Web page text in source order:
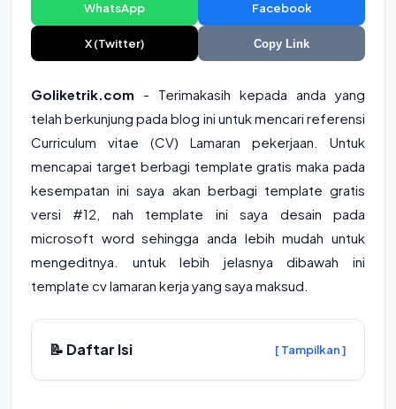
WhatsApp Facebook
X (Twitter) Copy Link
Goliketrik.com - Terimakasih kepada anda yang
telah berkunjung pada blog ini untuk mencari referensi
Curriculum vitae (CV) Lamaran pekerjaan. Untuk
mencapai target berbagi template gratis maka pada
kesempatan ini saya akan berbagi template gratis
versi #12, nah template ini saya desain pada
microsoft word sehingga anda lebih mudah untuk
mengeditnya. untuk lebih jelasnya dibawah ini
template cv lamaran kerja yang saya maksud.
📝 Daftar Isi [ Tampilkan ]